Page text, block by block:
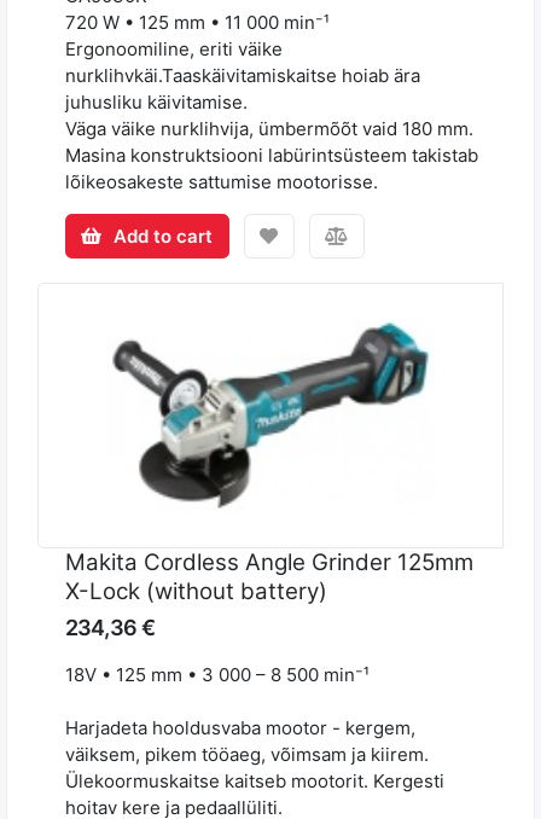
720 W • 125 mm • 11 000 min⁻¹
Ergonoomiline, eriti väike
nurklihvkäi.Taaskäivitamiskaitse hoiab ära
juhusliku käivitamise.
Väga väike nurklihvija, ümbermõõt vaid 180 mm.
Masina konstruktsiooni labürintsüsteem takistab
lõikeosakeste sattumise mootorisse.
Add to cart
Makita Cordless Angle Grinder 125mm
X-Lock (without battery)
234,36 €
18V • 125 mm • 3 000 – 8 500 min⁻¹
Harjadeta hooldusvaba mootor - kergem,
väiksem, pikem tööaeg, võimsam ja kiirem.
Ülekoormuskaitse kaitseb mootorit. Kergesti
hoitav kere ja pedaallüliti.